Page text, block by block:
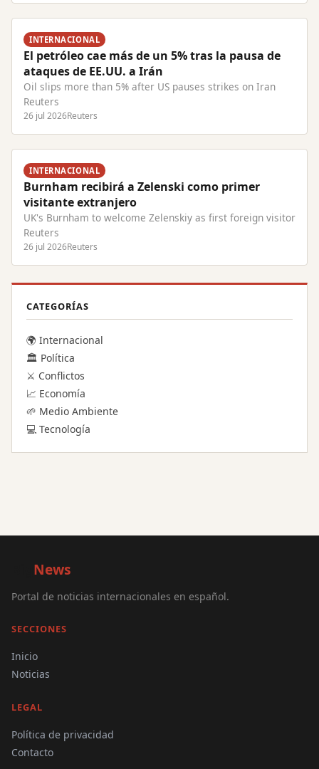
INTERNACIONAL
El petróleo cae más de un 5% tras la pausa de
ataques de EE.UU. a Irán
Oil slips more than 5% after US pauses strikes on Iran
Reuters
26 jul 2026Reuters
INTERNACIONAL
Burnham recibirá a Zelenski como primer
visitante extranjero
UK's Burnham to welcome Zelenskiy as first foreign visitor
Reuters
26 jul 2026Reuters
CATEGORÍAS
🌍 Internacional
🏛️ Política
⚔️ Conflictos
📈 Economía
🌱 Medio Ambiente
💻 Tecnología
News
Portal de noticias internacionales en español.
SECCIONES
Inicio
Noticias
LEGAL
Política de privacidad
Contacto